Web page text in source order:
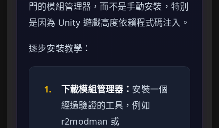
門的模組管理器，而不是手動安裝，特別
是因為 Unity 遊戲高度依賴程式碼注入。
逐步安裝教學：
1. 下載模組管理器： 安裝一個
經過驗證的工具，例如
r2modman 或